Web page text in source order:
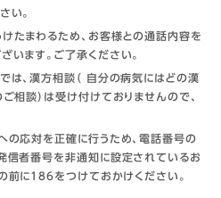
い。
たまわるため、お客様との通話内容を
います。ご了承ください。
は、漢方相談（ 自分の病気にはどの漢
相談）は受け付けておりませんので、
の応対を正確に行うため、電話番号の
信者番号を非通知に設定されているお
前に186をつけておかけください。